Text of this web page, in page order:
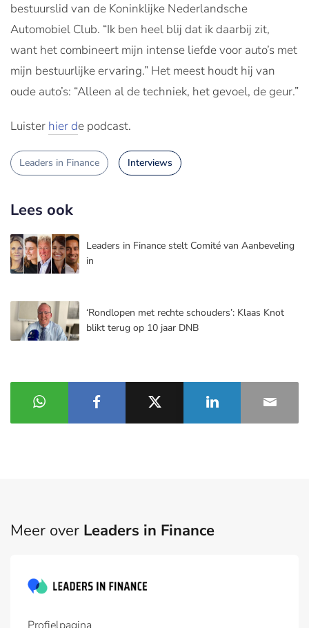
bestuurslid van de Koninklijke Nederlandsche
Automobiel Club. “Ik ben heel blij dat ik daarbij zit,
want het combineert mijn intense liefde voor auto’s met
mijn bestuurlijke ervaring.” Het meest houdt hij van
oude auto’s: “Alleen al de techniek, het gevoel, de geur.”
Luister hier de podcast.
Leaders in Finance Interviews
Lees ook
Leaders in Finance stelt Comité van Aanbeveling
in
‘Rondlopen met rechte schouders’: Klaas Knot
blikt terug op 10 jaar DNB
Meer over Leaders in Finance